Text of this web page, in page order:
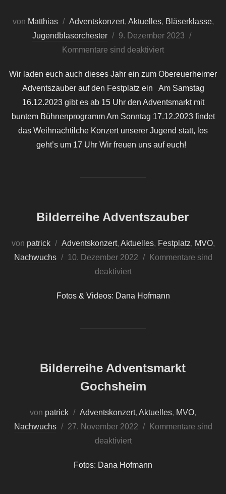
von Matthias Adventskonzert, Aktuelles, Bläserklasse,
Jugendblasorchester
Veröffentlicht
am
9. Dezember 2023
Kommentare sind deaktiviert
Wir laden euch auch dieses Jahr ein zum Obereuerheimer
Adventszauber auf den Festplatz ein Am Samstag
16.12.2023 gibt es ab 15 Uhr den Adventsmarkt mit
buntem Bühnenprogramm Am Sonntag 17.12.2023 findet
das Weihnachtilche Konzert unserer Jugend statt, los
geht’s um 17 Uhr Wir freuen uns auf euch!
Bilderreihe Adventszauber
von patrick Adventskonzert, Aktuelles, Festplatz, MVO,
Nachwuchs
Veröffentlicht
10. Dezember 2022
Kommentare sind
deaktiviert
Fotos & Videos: Dana Hofmann
Bilderreihe Adventsmarkt
Gochsheim
von patrick Adventskonzert, Aktuelles, MVO,
Nachwuchs
Veröffentlicht
27. November 2022
Kommentare sind
deaktiviert
Fotos: Dana Hofmann